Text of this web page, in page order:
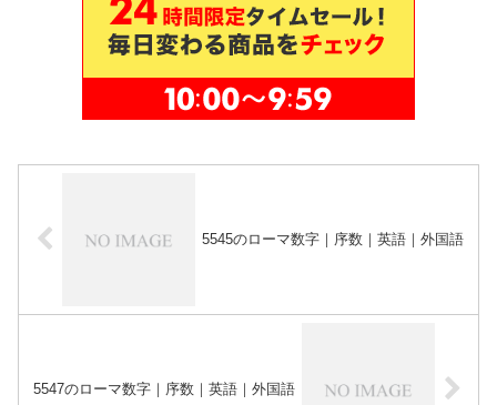
5545のローマ数字｜序数｜英語｜外国語
5547のローマ数字｜序数｜英語｜外国語